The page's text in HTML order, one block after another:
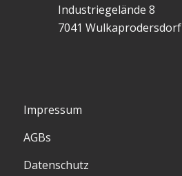
Industriegelände 8
7041 Wulkaprodersdorf
Impressum
AGBs
Datenschutz